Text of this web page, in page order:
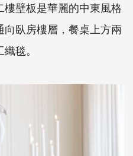
壁板是華麗的中東風格
臥房樓層，餐桌上方兩
毯。